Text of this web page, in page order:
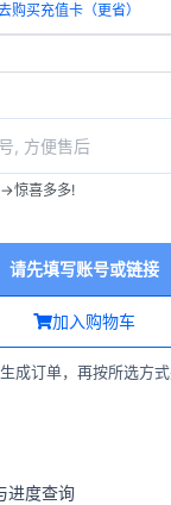
购买充值卡（更省）
惊喜多多!
加入购物车
请先填写账号或链接
成订单，再按所选方式
进度查询